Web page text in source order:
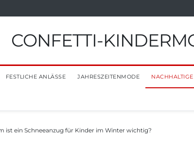
CONFETTI-
FESTLICHE ANLÄSSE JAHRESZEITENMODE
ist ein Schneeanzug für Kinder im Winter wichtig?